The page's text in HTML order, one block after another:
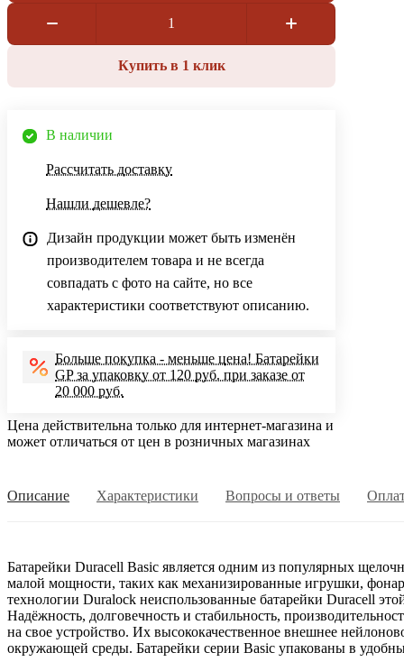
Купить в 1 клик
В наличии
Рассчитать доставку
Нашли дешевле?
Дизайн продукции может быть изменён
производителем товара и не всегда
совпадать с фото на сайте, но все
характеристики соответствуют описанию.
Больше покупка - меньше цена! Батарейки
GP за упаковку от 120 руб. при заказе от
20 000 руб.
Цена действительна только для интернет-магазина и
может отличаться от цен в розничных магазинах
Описание Характеристики Вопросы и ответы
Батарейки Duracell Basic является одним из популярных
малой мощности, таких как механизированные игрушки,
технологии Duralock неиспользованные батарейки Duracell
Надёжность, долговечность и стабильность,
на свое устройство. Их высококачественное внешнее
окружающей среды. Батарейки серии Basic упакованы в